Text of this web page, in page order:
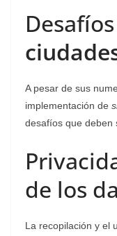
A pesar de sus
implementación de
desafíos que deben
de los
La recopilación y el